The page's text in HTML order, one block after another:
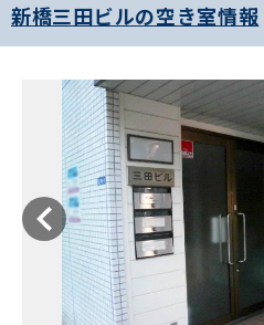
新橋三田ビルの空き室情報